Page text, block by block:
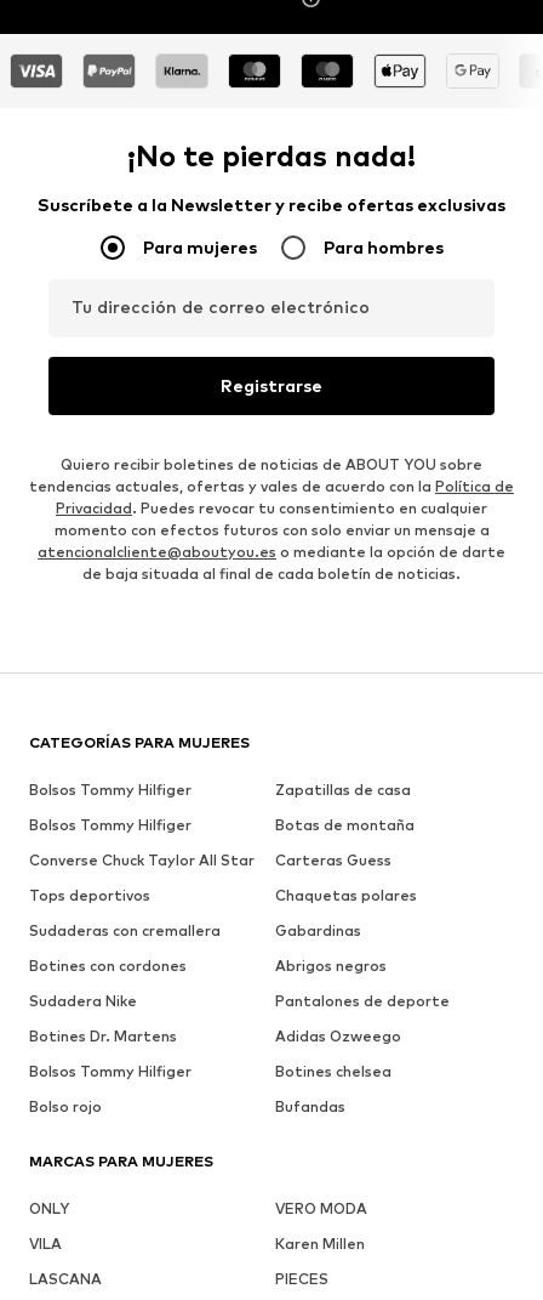
¡No te pierdas nada!
Suscríbete a la Newsletter y recibe ofertas exclusivas
Para mujeres Para hombres
Tu dirección de correo electrónico
Registrarse
Quiero recibir boletines de noticias de ABOUT YOU sobre
tendencias actuales, ofertas y vales de acuerdo con la Política de
Privacidad. Puedes revocar tu consentimiento en cualquier
momento con efectos futuros con solo enviar un mensaje a
atencionalcliente@aboutyou.es o mediante la opción de darte
de baja situada al final de cada boletín de noticias.
CATEGORÍAS PARA MUJERES
Bolsos Tommy Hilfiger
Zapatillas de casa
Bolsos Tommy Hilfiger
Botas de montaña
Converse Chuck Taylor All Star
Carteras Guess
Tops deportivos
Chaquetas polares
Sudaderas con cremallera
Gabardinas
Botines con cordones
Abrigos negros
Sudadera Nike
Pantalones de deporte
Botines Dr. Martens
Adidas Ozweego
Bolsos Tommy Hilfiger
Botines chelsea
Bolso rojo
Bufandas
MARCAS PARA MUJERES
ONLY
VERO MODA
VILA
Karen Millen
LASCANA
PIECES